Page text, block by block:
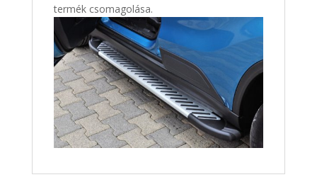
termék csomagolása.